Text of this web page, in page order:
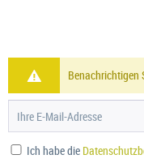
Benachrichtigen
Ich habe die